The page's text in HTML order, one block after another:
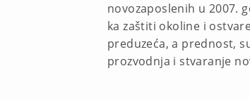
novozaposlenih u 2007.
ka zaštiti okoline i
preduzeća, a prednost,
prozvodnja i stvaranje